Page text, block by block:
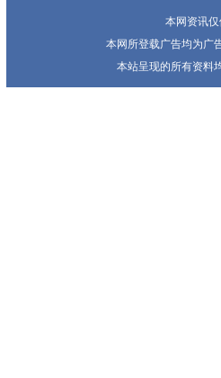
本网资讯
本网所登载广告均为广
本站呈现的所有资料